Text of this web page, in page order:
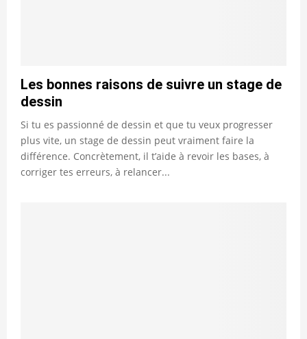
Les bonnes raisons de suivre un stage de
dessin
Si tu es passionné de dessin et que tu veux progresser
plus vite, un stage de dessin peut vraiment faire la
différence. Concrètement, il t’aide à revoir les bases, à
corriger tes erreurs, à relancer...